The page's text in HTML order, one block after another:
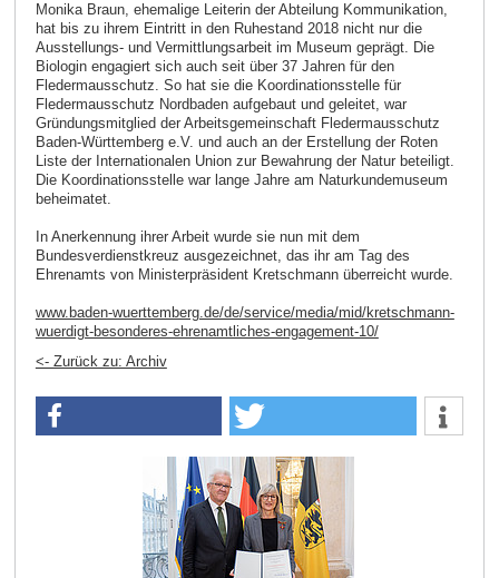
Monika Braun, ehemalige Leiterin der Abteilung Kommunikation,
hat bis zu ihrem Eintritt in den Ruhestand 2018 nicht nur die
Ausstellungs- und Vermittlungsarbeit im Museum geprägt. Die
Biologin engagiert sich auch seit über 37 Jahren für den
Fledermausschutz. So hat sie die Koordinationsstelle für
Fledermausschutz Nordbaden aufgebaut und geleitet, war
Gründungsmitglied der Arbeitsgemeinschaft Fledermausschutz
Baden-Württemberg e.V. und auch an der Erstellung der Roten
Liste der Internationalen Union zur Bewahrung der Natur beteiligt.
Die Koordinationsstelle war lange Jahre am Naturkundemuseum
beheimatet.
In Anerkennung ihrer Arbeit wurde sie nun mit dem
Bundesverdienstkreuz ausgezeichnet, das ihr am Tag des
Ehrenamts von Ministerpräsident Kretschmann überreicht wurde.
www.baden-wuerttemberg.de/de/service/media/mid/kretschmann-
wuerdigt-besonderes-ehrenamtliches-engagement-10/
<- Zurück zu: Archiv